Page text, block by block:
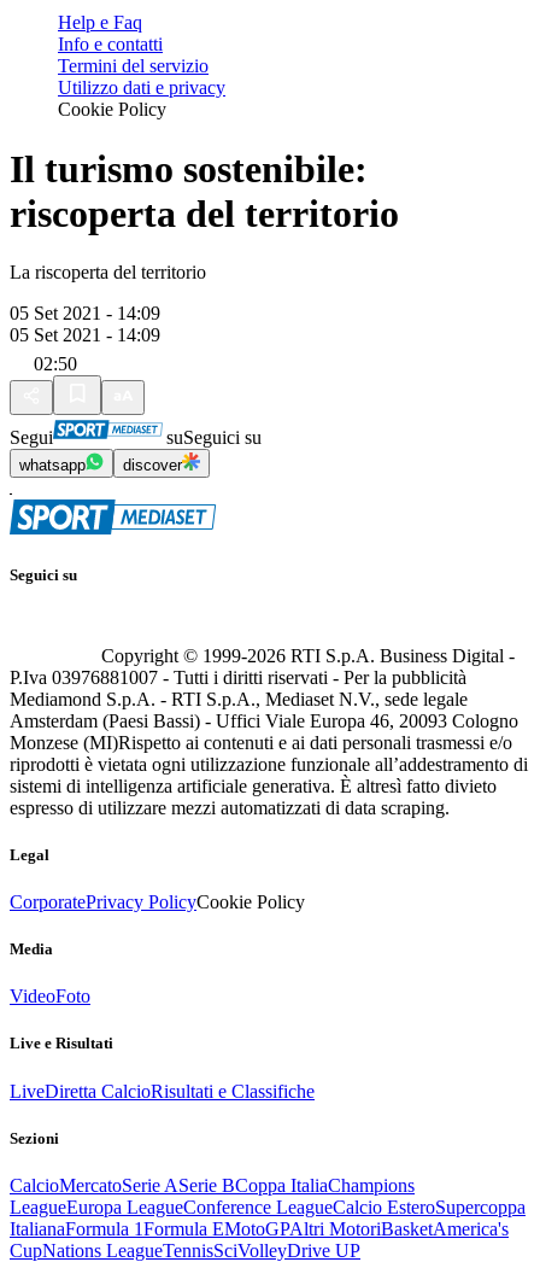
Help e Faq
Info e contatti
Termini del servizio
Utilizzo dati e privacy
Cookie Policy
Il turismo sostenibile:
riscoperta del territorio
La riscoperta del territorio
05 Set 2021 - 14:09
05 Set 2021 - 14:09
02:50
Segui suSeguici su
whatsapp discover
Seguici su
Copyright © 1999-2026 RTI S.p.A. Business Digital -
P.Iva 03976881007 - Tutti i diritti riservati - Per la pubblicità
Mediamond S.p.A. - RTI S.p.A., Mediaset N.V., sede legale
Amsterdam (Paesi Bassi) - Uffici Viale Europa 46, 20093 Cologno
Monzese (MI)Rispetto ai contenuti e ai dati personali trasmessi e/o
riprodotti è vietata ogni utilizzazione funzionale all’addestramento di
sistemi di intelligenza artificiale generativa. È altresì fatto divieto
espresso di utilizzare mezzi automatizzati di data scraping.
Legal
CorporatePrivacy PolicyCookie Policy
Media
VideoFoto
Live e Risultati
LiveDiretta CalcioRisultati e Classifiche
Sezioni
CalcioMercatoSerie ASerie BCoppa ItaliaChampions
LeagueEuropa LeagueConference LeagueCalcio EsteroSupercoppa
ItalianaFormula 1Formula EMotoGPAltri MotoriBasketAmerica's
CupNations LeagueTennisSciVolleyDrive UP